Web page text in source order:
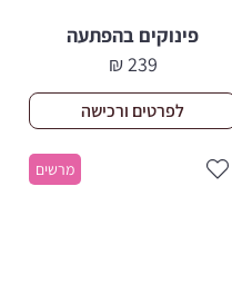
פינוקים בהפתעה
239
₪
לפרטים ורכישה
מרשים